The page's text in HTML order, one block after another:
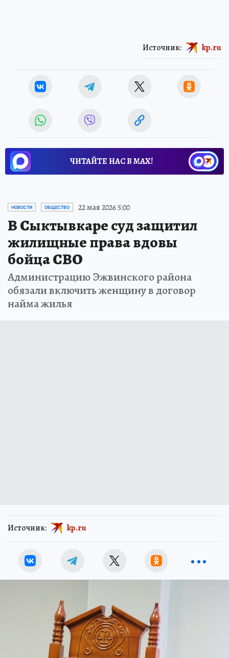
Источник: kp.ru
ЧИТАЙТЕ НАС В МАХ!
НОВОСТИ ОБЩЕСТВО 22 мая 2026 5:00
В Сыктывкаре суд защитил
жилищные права вдовы
бойца СВО
Администрацию Эжвинского района
обязали включить женщину в договор
найма жилья
Источник: kp.ru